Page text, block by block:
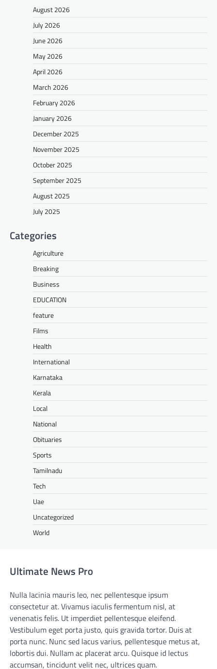
August 2026
July 2026
June 2026
May 2026
April 2026
March 2026
February 2026
January 2026
December 2025
November 2025
October 2025
September 2025
August 2025
July 2025
Categories
Agriculture
Breaking
Business
EDUCATION
feature
Films
Health
International
Karnataka
Kerala
Local
National
Obituaries
Sports
Tamilnadu
Tech
Uae
Uncategorized
World
Ultimate News Pro
Nulla lacinia mauris leo, nec pellentesque ipsum
consectetur at. Vivamus iaculis fermentum nisl, at
venenatis felis. Ut imperdiet pellentesque eleifend.
Vestibulum eget porta justo, quis gravida tortor. Duis at
porta nunc. Nunc sed lacus varius, pellentesque metus at,
lobortis dui. Nullam ac placerat arcu. Quisque id lectus
accumsan, tincidunt velit nec, ultrices quam.